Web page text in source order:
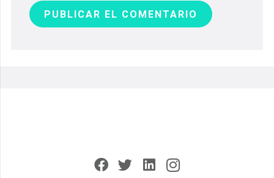
PUBLICAR EL COMENTARIO